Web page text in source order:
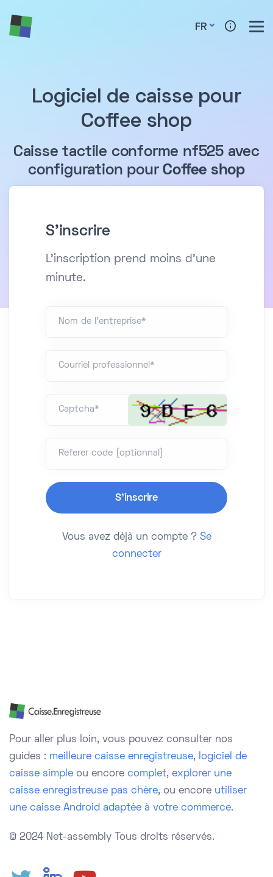
FR
Logiciel de caisse pour
Coffee shop
Caisse tactile conforme nf525 avec
configuration pourCoffee shop
S'inscrire
L'inscription prend moins d'une
minute.
Nom de l'entreprise*
Courriel professionnel*
Captcha*
Referer code (optionnal)
Vous avez déjà un compte ? Se
connecter
Pour aller plus loin, vous pouvez consulter nos
guides : meilleure caisse enregistreuse, logiciel de
caisse simple ou encore complet, explorer une
caisse enregistreuse pas chère, ou encore utiliser
une caisse Android adaptée à votre commerce.
© 2024 Net-assembly Tous droits réservés.